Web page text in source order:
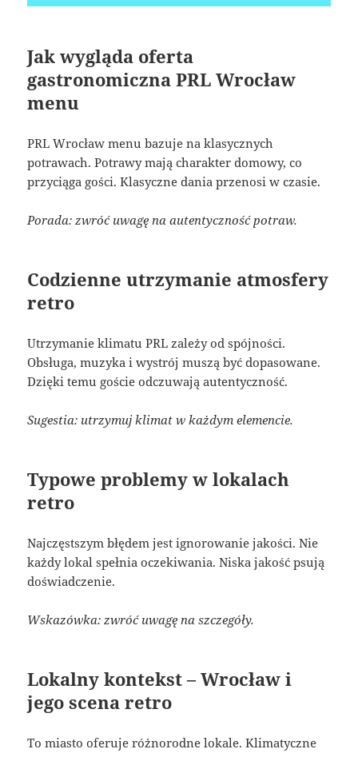
Jak wygląda oferta
gastronomiczna PRL Wrocław
menu
PRL Wrocław menu bazuje na klasycznych
potrawach. Potrawy mają charakter domowy, co
przyciąga gości. Klasyczne dania przenosi w czasie.
Porada: zwróć uwagę na autentyczność potraw.
Codzienne utrzymanie atmosfery
retro
Utrzymanie klimatu PRL zależy od spójności.
Obsługa, muzyka i wystrój muszą być dopasowane.
Dzięki temu goście odczuwają autentyczność.
Sugestia: utrzymuj klimat w każdym elemencie.
Typowe problemy w lokalach
retro
Najczęstszym błędem jest ignorowanie jakości. Nie
każdy lokal spełnia oczekiwania. Niska jakość psują
doświadczenie.
Wskazówka: zwróć uwagę na szczegóły.
Lokalny kontekst – Wrocław i
jego scena retro
To miasto oferuje różnorodne lokale. Klimatyczne